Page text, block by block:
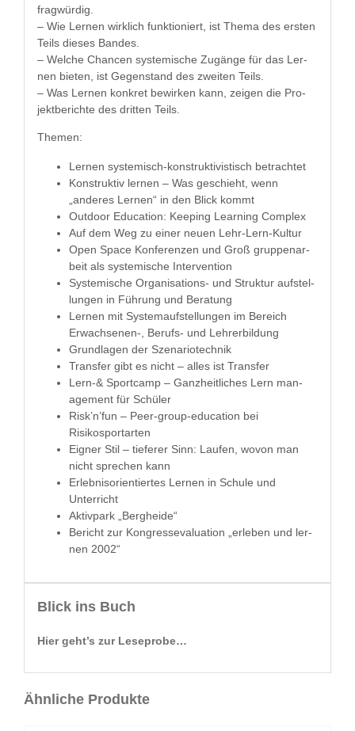
fragwürdig.
– Wie Ler­nen wirk­lich funk­tion­iert, ist The­ma des ersten
Teils dieses Bandes.
– Welche Chan­cen sys­temis­che Zugänge für das Ler­
nen bieten, ist Gegen­stand des zweit­en Teils.
– Was Ler­nen konkret bewirken kann, zeigen die Pro­
jek­t­berichte des drit­ten Teils.
The­men:
Ler­nen sys­temisch-kon­struk­tivis­tisch betrachtet
Kon­struk­tiv ler­nen – Was geschieht, wenn
„anderes Ler­nen“ in den Blick kommt
Out­door Edu­ca­tion: Keep­ing Learn­ing Complex
Auf dem Weg zu ein­er neuen Lehr-Lern-Kultur
Open Space Kon­feren­zen und Groß grup­pe­nar­
beit als sys­temis­che Intervention
Sys­temis­che Organ­i­sa­tions- und Struk­tur auf­stel­
lun­gen in Führung und Beratung
Ler­nen mit Sys­temauf­stel­lun­gen im Bere­ich
Erwach­se­nen-, Berufs- und Lehrerbildung
Grund­la­gen der Szenariotechnik
Trans­fer gibt es nicht – alles ist Transfer
Lern-& Sport­camp – Ganzheitlich­es Lern man­
age­ment für Schüler
Risk’n’fun – Peer-group-edu­ca­tion bei
Risikosportarten
Eign­er Stil – tief­er­er Sinn: Laufen, wovon man
nicht sprechen kann
Erleb­nisori­en­tiertes Ler­nen in Schule und
Unterricht
Aktiv­park „Berghei­de“
Bericht zur Kon­gres­se­val­u­a­tion „erleben und ler­
nen 2002“
Blick ins Buch
Hier geht’s zur Leseprobe…
Ähnliche Produkte